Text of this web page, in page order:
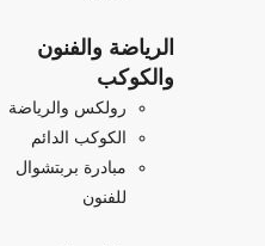
الرياضة والفنون
والكوكب
رولكس والرياضة
الكوكب الدائم
مبادرة بربتشوال
للفنون